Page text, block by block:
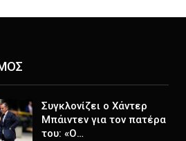
Συγκλονίζει ο Χάντερ
Μπάιντεν για τον πατέρα
του: «Ο…